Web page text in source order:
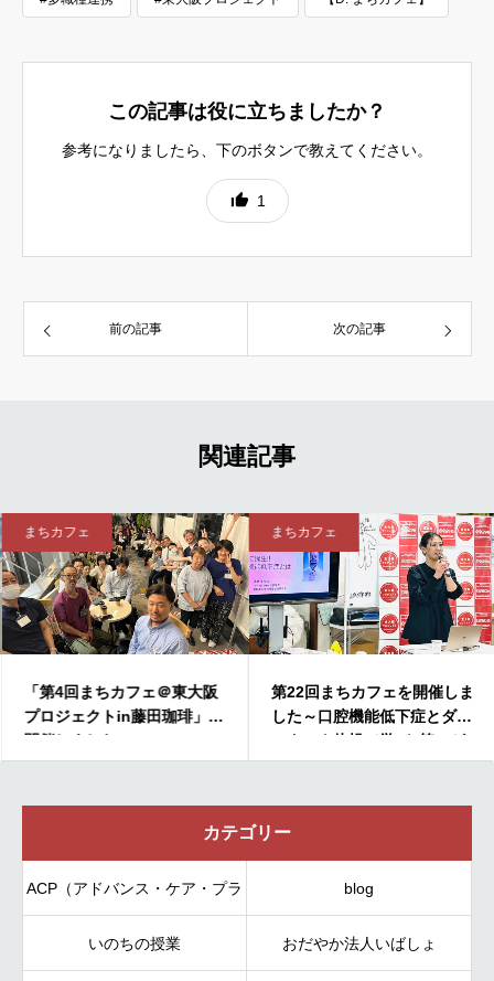
この記事は役に立ちましたか？
参考になりましたら、下のボタンで教えてください。
1
前の記事 次の記事
関連記事
まちカフェ
「第4回まちカフェ＠東大阪
プロジェクトin藤田珈琲」を
開催しました
まちカフェ
第22回まちカフェを開催しま
した～口腔機能低下症とダブ
ルタスク体操で学び×笑いが
満載～
カテゴリー
ACP（アドバンス・ケア・プラ
ンニング）
blog
いのちの授業 おだやか法人いばしょ